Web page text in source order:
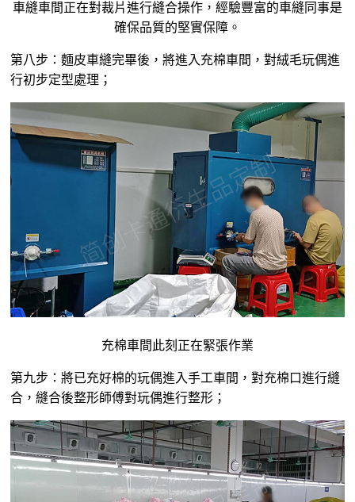
車縫車間正在對裁片進行縫合操作，經驗豐富的車縫同事是
確保品質的堅實保障。
第八步：麵皮車縫完畢後，將進入充棉車間，對絨毛玩偶進
行初步定型處理；
充棉車間此刻正在緊張作業
第九步：將已充好棉的玩偶進入手工車間，對充棉口進行縫
合，縫合後整形師傅對玩偶進行整形；